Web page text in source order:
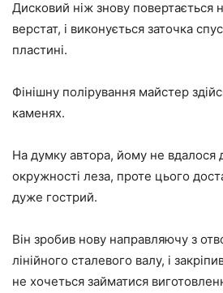
Дисковий ніж знову повертається
верстат, і виконується заточка
пластині.
Фінішну полірування майстер
каменях.
На думку автора, йому не вдалося
окружності леза, проте цього
дуже гострий.
Він зробив нову направляючу з
лінійного сталевого валу, і
не хочеться займатися